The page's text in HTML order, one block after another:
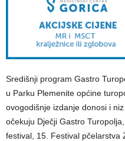
Središnji program Gastro
u Parku Plemenite općine
ovogodišnje izdanje donosi i
očekuju Dječji Gastro
festival, 15. Festival pčelarstva